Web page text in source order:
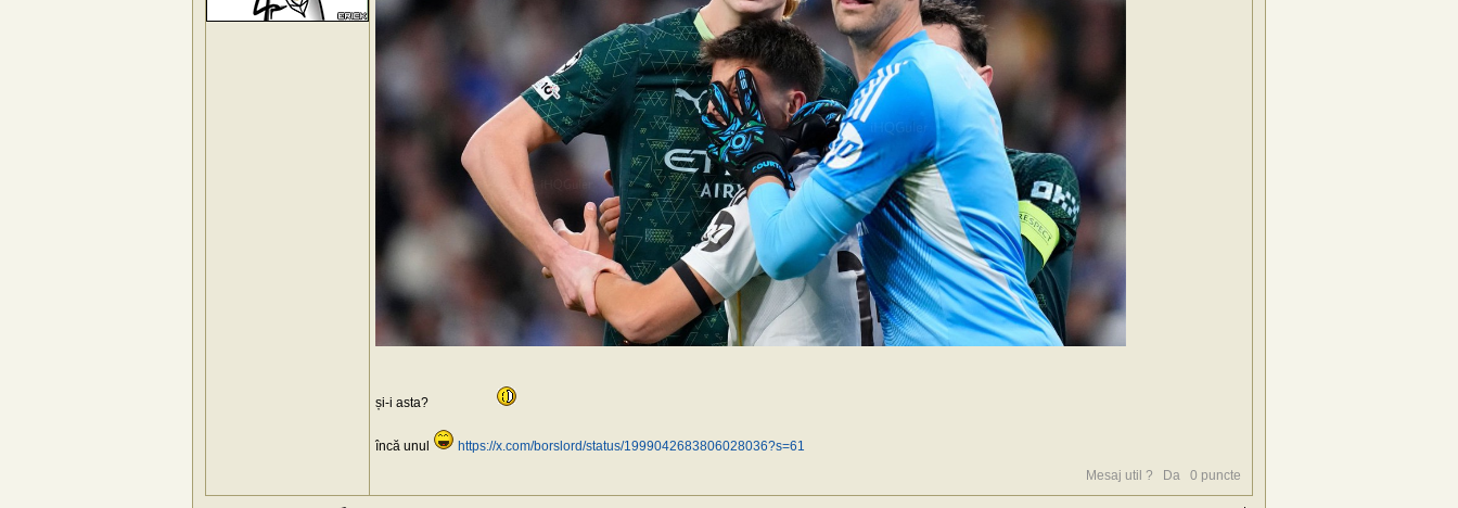
și-i asta?
încă unul
https://x.com/borslord/status/1999042683806028036?s=61
Mesaj util ?
Da 0 puncte